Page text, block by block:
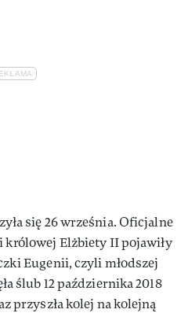
się 26 września. Oficjalne
królowej Elżbiety II pojawiły
Eugenii, czyli młodszej
ślub 12 października 2018
przyszła kolej na kolejną